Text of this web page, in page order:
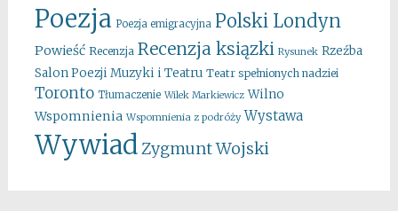
Poezja Poezja emigracyjna Polski Londyn
Powieść Recenzja Recenzja ksiązki Rysunek Rzeźba
Salon Poezji Muzyki i Teatru Teatr spełnionych nadziei
Toronto Tłumaczenie Wilek Markiewicz Wilno
Wspomnienia Wspomnienia z podróży Wystawa
WywiadZygmunt Wojski